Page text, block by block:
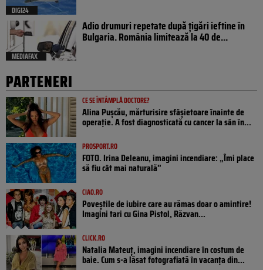
DIGI24
MEDIAFAX
Adio drumuri repetate după țigări ieftine în
Bulgaria. România limitează la 40 de...
PARTENERI
CE SE ÎNTÂMPLĂ DOCTORE?
Alina Pușcău, mărturisire sfâșietoare înainte de
operație. A fost diagnosticată cu cancer la sân în...
PROSPORT.RO
FOTO. Irina Deleanu, imagini incendiare: „Îmi place
să fiu cât mai naturală”
CIAO.RO
Poveştile de iubire care au rămas doar o amintire!
Imagini tari cu Gina Pistol, Răzvan...
CLICK.RO
Natalia Mateuț, imagini incendiare în costum de
baie. Cum s-a lăsat fotografiată în vacanța din...